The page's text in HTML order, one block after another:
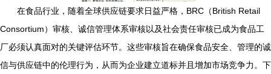
在食品行业，随着全球供应链要求日益严格，BRC（British Retail
Consortium）审核、诚信管理体系审核以及社会责任审核已成为食品工
厂必须认真面对的关键评估环节。这些审核旨在确保食品安全、管理的诚
信与供应链中的伦理行为，从而为企业建立道标并且增加市场竞争力。下